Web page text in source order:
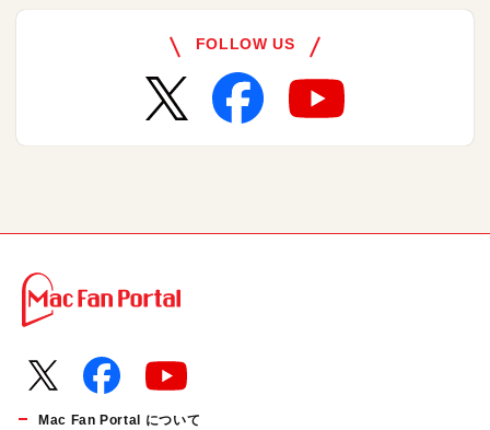
FOLLOW US
Mac Fan Portal について